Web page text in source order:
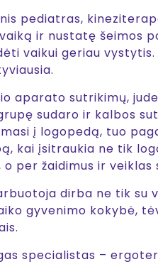
pediatras,
ir nustatę šeimos
vaikui geriau
aparato sutrikimų,
sudaro ir kalbos
į logopedą, tuo
kai įsitraukia ne tik
per žaidimus ir
dirba ne tik su
gyvenimo kokybė,
specialistas –